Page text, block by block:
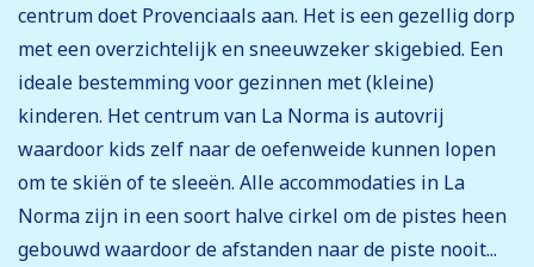
centrum doet Provenciaals aan. Het is een gezellig dorp
met een overzichtelijk en sneeuwzeker skigebied. Een
ideale bestemming voor gezinnen met (kleine)
kinderen. Het centrum van La Norma is autovrij
waardoor kids zelf naar de oefenweide kunnen lopen
om te skiën of te sleeën. Alle accommodaties in La
Norma zijn in een soort halve cirkel om de pistes heen
gebouwd waardoor de afstanden naar de piste nooit...